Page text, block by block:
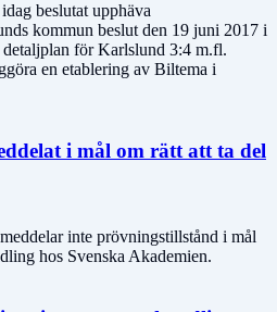
beslutat upphäva
kommun beslut den 19 juni 2017 i
detaljplan för Karlslund 3:4 m.fl.
en etablering av Biltema i
i mål om rätt att ta del
inte prövningstillstånd i mål
hos Svenska Akademien.